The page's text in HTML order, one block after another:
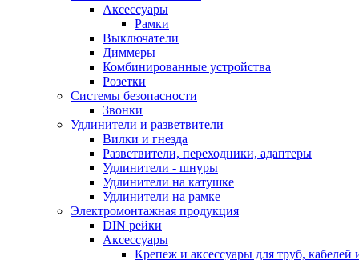
Аксессуары
Рамки
Выключатели
Диммеры
Комбинированные устройства
Розетки
Системы безопасности
Звонки
Удлинители и разветвители
Вилки и гнезда
Разветвители, переходники, адаптеры
Удлинители - шнуры
Удлинители на катушке
Удлинители на рамке
Электромонтажная продукция
DIN рейки
Аксессуары
Крепеж и аксессуары для труб, кабелей